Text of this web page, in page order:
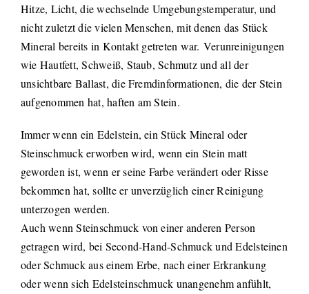
Hitze, Licht, die wechselnde Umgebungstemperatur, und
nicht zuletzt die vielen Menschen, mit denen das Stück
Mineral bereits in Kontakt getreten war. Verunreinigungen
wie Hautfett, Schweiß, Staub, Schmutz und all der
unsichtbare Ballast, die Fremdinformationen, die der Stein
aufgenommen hat, haften am Stein.
Immer wenn ein Edelstein, ein Stück Mineral oder
Steinschmuck erworben wird, wenn ein Stein matt
geworden ist, wenn er seine Farbe verändert oder Risse
bekommen hat, sollte er unverzüglich einer Reinigung
unterzogen werden.
Auch wenn Steinschmuck von einer anderen Person
getragen wird, bei Second-Hand-Schmuck und Edelsteinen
oder Schmuck aus einem Erbe, nach einer Erkrankung
oder wenn sich Edelsteinschmuck unangenehm anfühlt,